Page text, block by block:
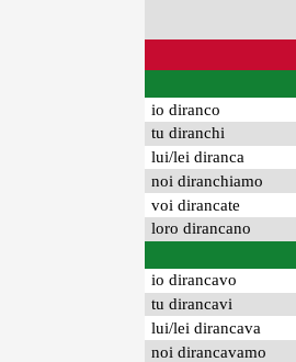
io diranco
tu diranchi
lui/lei diranca
noi diranchiamo
voi dirancate
loro dirancano
io dirancavo
tu dirancavi
lui/lei dirancava
noi dirancavamo